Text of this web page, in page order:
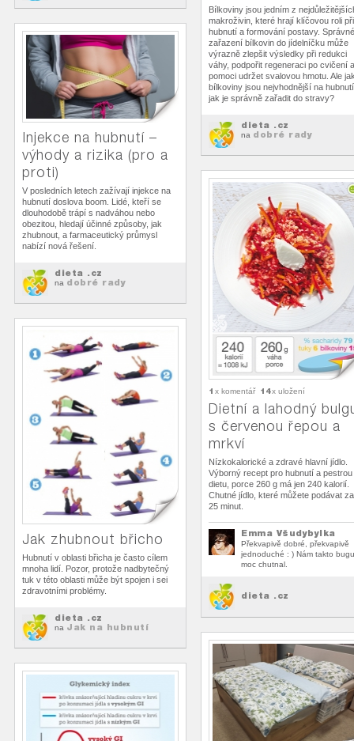
Bílkoviny jsou jedním z
makroživin, které hrají klíčovou roli při
hubnutí a formování postavy. Správné
zařazení bílkovin do jídelníčku může
výrazně zlepšit výsledky při redukci
váhy, podpořit regeneraci po cvičení a
pomoci udržet svalovou hmotu. Ale
bílkoviny jsou nejvhodnější na
jak je správně zařadit do stravy?
dieta .cz
na dobré rady
Injekce na hubnutí –
výhody a rizika (pro a
proti)
V posledních letech zažívají injekce na
hubnutí doslova boom. Lidé, kteří se
dlouhodobě trápí s nadváhou nebo
obezitou, hledají účinné způsoby, jak
zhubnout, a farmaceutický průmysl
nabízí nová řešení.
dieta .cz
na dobré rady
1 x komentář 14x uložení
Dietní a lahodný
s červenou řepou a
mrkví
Nízkokalorické a zdravé hlavní jídlo.
Výborný recept pro hubnutí a pestrou
dietu, porce 260 g má jen 240 kalorií.
Chutné jídlo, které můžete podávat za
25 minut.
Emma Všudybylka
Překvapivě dobré, překvapivě
jednoduché : ) Nám takto
moc chutnal.
dieta .cz
Jak zhubnout břicho
Hubnutí v oblasti břicha je často cílem
mnoha lidí. Pozor, protože nadbytečný
tuk v této oblasti může být spojen i sei
zdravotními problémy.
dieta .cz
na Jak na hubnutí